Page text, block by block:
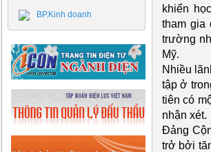
BP.Kinh doanh
khiển
tham gia
trường
Mỹ.
Nhiều
tập ở
tiên có
nhận xét.
Đảng
trở bởi